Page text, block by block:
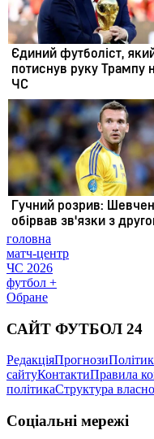
головна
матч-центр
ЧС 2026
футбол +
Обране
САЙТ ФУТБОЛ 24
РедакціяПрогнози
сайтуКонтактиПравила
політикаСтруктура
Соціальні мережі